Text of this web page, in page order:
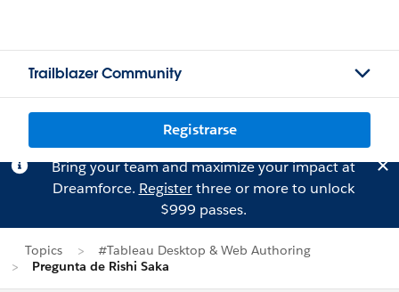
Trailblazer Community
Registrarse
Bring your team and maximize your impact at
Dreamforce. Registerthree or more to unlock
$999 passes.
Topics
#Tableau Desktop & Web Authoring
Pregunta de Rishi Saka